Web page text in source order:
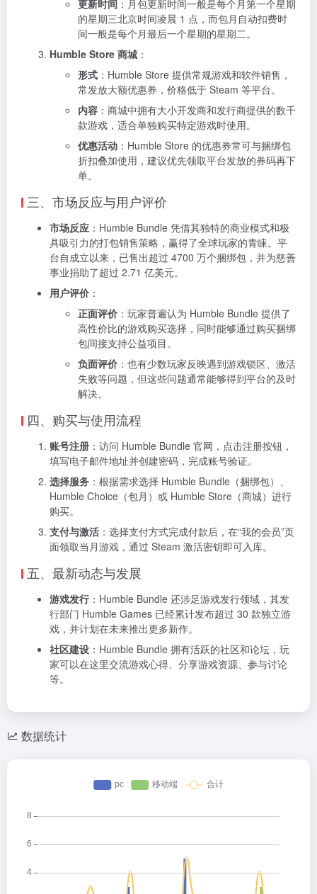
更新时间 ：月包更新时间一般是每个月第一个星期
的星期三北京时间凌晨 1 点，而包月自动扣费时
间一般是每个月最后一个星期的星期二。
Humble Store 商城 ：
形式 ：Humble Store 提供常规游戏和软件销售，
常发放大额优惠券，价格低于 Steam 等平台。
内容 ：商城中拥有大小开发商和发行商提供的数千
款游戏，适合单独购买特定游戏时使用。
优惠活动 ：Humble Store 的优惠券常可与捆绑包
折扣叠加使用，建议优先领取平台发放的券码再下
单。
三、市场反应与用户评价
市场反应 ：Humble Bundle 凭借其独特的商业模式和极
具吸引力的打包销售策略，赢得了全球玩家的青睐。平
台自成立以来，已售出超过 4700 万个捆绑包，并为慈善
事业捐助了超过 2.71 亿美元。
用户评价 ：
正面评价 ：玩家普遍认为 Humble Bundle 提供了
高性价比的游戏购买选择，同时能够通过购买捆绑
包间接支持公益项目。
负面评价 ：也有少数玩家反映遇到游戏锁区、激活
失败等问题，但这些问题通常能够得到平台的及时
解决。
四、购买与使用流程
账号注册 ：访问 Humble Bundle 官网，点击注册按钮，
填写电子邮件地址并创建密码，完成账号验证。
选择服务 ：根据需求选择 Humble Bundle（捆绑包）、
Humble Choice（包月）或 Humble Store（商城）进行
购买。
支付与激活 ：选择支付方式完成付款后，在“我的会员”页
面领取当月游戏，通过 Steam 激活密钥即可入库。
五、最新动态与发展
游戏发行 ：Humble Bundle 还涉足游戏发行领域，其发
行部门 Humble Games 已经累计发布超过 30 款独立游
戏，并计划在未来推出更多新作。
社区建设 ：Humble Bundle 拥有活跃的社区和论坛，玩
家可以在这里交流游戏心得、分享游戏资源、参与讨论
等。
数据统计